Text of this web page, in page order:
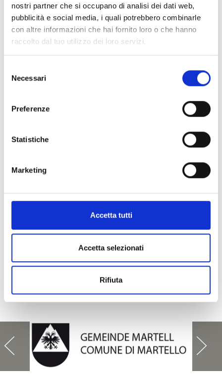
nostri partner che si occupano di analisi dei dati web,
pubblicità e social media, i quali potrebbero combinarle
con altre informazioni che hai fornito loro o che hanno
raccolto dal tuo utilizzo dei loro servizi.
delNecessari
Preferenze
Statistiche
Marketing
Accetta tutti
Accetta selezionati
Rifiuta
CASEIFICO RAINHOF
Transacqua, 168
kaeserei.rainhof@rolmail.net
torna alla lista
IL CONTENUTO VI È STATO UTILE?
Sì
No